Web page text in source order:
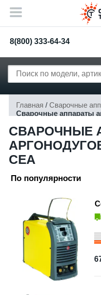
8(800) 333-64-34
Главная / Сварочные
Сварочные аппараты
СВАРОЧНЫЕ
CEA